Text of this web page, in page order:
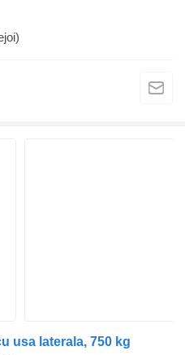
usa laterala, 750 kg